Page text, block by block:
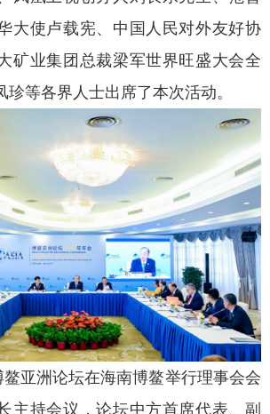
大使卢载宪、中国人民对外友好协
矿业集团总裁梁军世界旺盛大会全
等各界人士出席了本次活动。
亚洲论坛在海南博鳌举行理事会会
主持会议，论坛中方首席代表、副